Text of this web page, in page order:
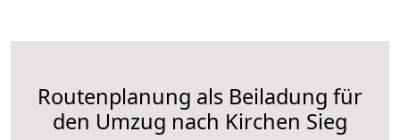
Routenplanung als Beiladung für
den Umzug nach Kirchen Sieg